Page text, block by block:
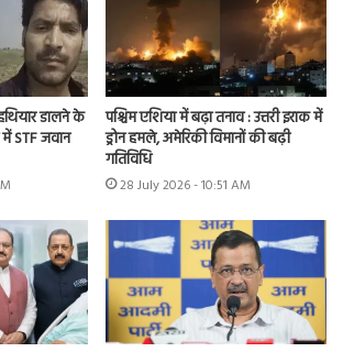
डालने के
STF जवान
पश्चिम एशिया में बढ़ा तनाव : उत्तरी इराक में
ड्रोन हमले, अमेरिकी विमानों की बढ़ी
गतिविधि
28 July 2026 - 10:51 AM